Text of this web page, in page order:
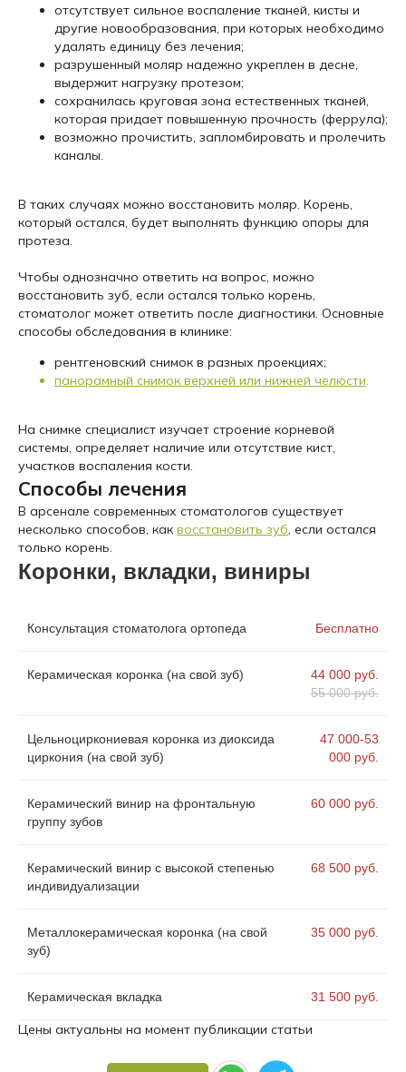
отсутствует сильное воспаление тканей, кисты и
другие новообразования, при которых необходимо
удалять единицу без лечения;
разрушенный моляр надежно укреплен в десне,
выдержит нагрузку протезом;
сохранилась круговая зона естественных тканей,
которая придает повышенную прочность (феррула);
возможно прочистить, запломбировать и пролечить
каналы.
В таких случаях можно восстановить моляр. Корень,
который остался, будет выполнять функцию опоры для
протеза.
Чтобы однозначно ответить на вопрос, можно
восстановить зуб, если остался только корень,
стоматолог может ответить после диагностики. Основные
способы обследования в клинике:
рентгеновский снимок в разных проекциях;
панорамный снимок верхней или нижней челюсти
На снимке специалист изучает строение корневой
системы, определяет наличие или отсутствие кист,
участков воспаления кости.
Способы лечения
В арсенале современных стоматологов существует
несколько способов, как восстановить зуб , если остался
только корень.
Коронки, вкладки, виниры
Консультация стоматолога ортопеда Бесплатно
Керамическая коронка (на свой зуб)
44 000 руб.
55 000 руб.
Цельноциркониевая коронка из диоксида
циркония (на свой зуб)
47 000-53
000 руб.
Керамический винир на фронтальную
группу зубов
60 000 руб.
Керамический винир с высокой степенью
индивидуализации
68 500 руб.
Металлокерамическая коронка (на свой
зуб)
35 000 руб.
Керамическая вкладка 31 500 руб.
Цены актуальны на момент публикации статьи